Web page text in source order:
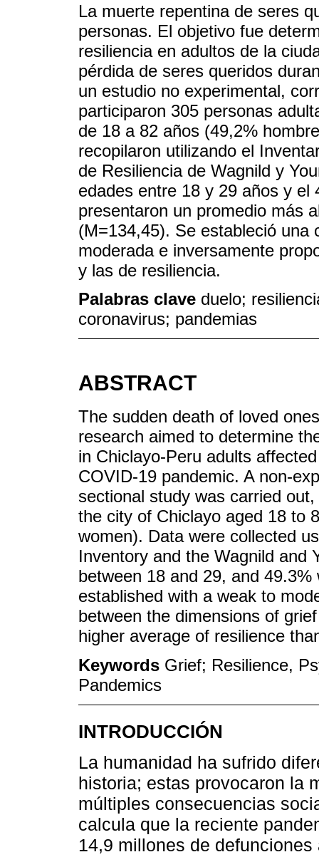
La muerte repentina de seres
personas. El objetivo fue
resiliencia en adultos de la
pérdida de seres queridos
un estudio no experimental,
participaron 305 personas
de 18 a 82 años (49,2%
recopilaron utilizando el
de Resiliencia de Wagnild y
edades entre 18 y 29 años y
presentaron un promedio más
(M=134,45). Se estableció una
moderada e inversamente
y las de resiliencia.
Palabras clave duelo;
coronavirus; pandemias
ABSTRACT
The sudden death of loved
research aimed to determine
in Chiclayo-Peru adults
COVID-19 pandemic. A non-
sectional study was carried
the city of Chiclayo aged 18 to
women). Data were collected
Inventory and the Wagnild and
between 18 and 29, and
established with a weak to
between the dimensions of
higher average of resilience
Keywords Grief; Resilience,
Pandemics
INTRODUCCIÓN
La humanidad ha sufrido
historia; estas provocaron la
múltiples consecuencias
calcula que la reciente
14,9 millones de